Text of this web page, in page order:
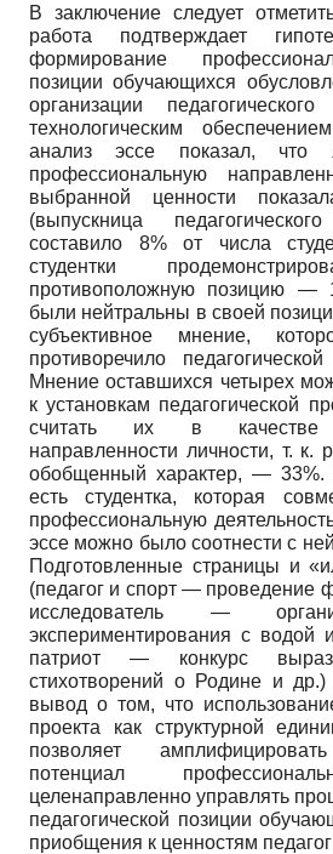
В заключение следует
работа подтверждает
формирование
позиции обучающихся
организации
технологическим
анализ эссе показал, что
профессиональную
выбранной ценности
(выпускница
составило 8% от числа
студентки
противоположную позицию —
были нейтральны в своей
субъективное мнение,
противоречило
Мнение оставшихся четырех
к установкам педагогической
считать их в качестве
направленности личности, т. к.
обобщенный характер, — 33%.
есть студентка, которая
профессиональную
эссе можно было соотнести с
Подготовленные страницы и
(педагог и спорт — проведение
исследователь —
экспериментирования с водой
патриот — конкурс
стихотворений о Родине и др.)
вывод о том, что
проекта как структурной
позволяет
потенциал
целенаправленно управлять
педагогической позиции
приобщения к ценностям